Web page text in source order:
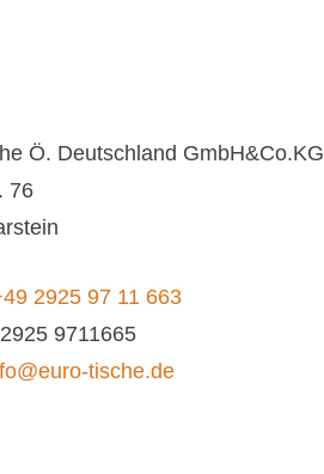
Ö. Deutschland GmbH&Co.KG
76
2925 97 11 663
9711665
tische.de